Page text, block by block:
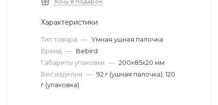
Характеристики
Тип товара — Умная ушная палочка
Бренд — Bebird
Габариты упаковки — 200х85х20 мм
Вес изделия — 92 г (ушная палочка); 120
г (упаковка)